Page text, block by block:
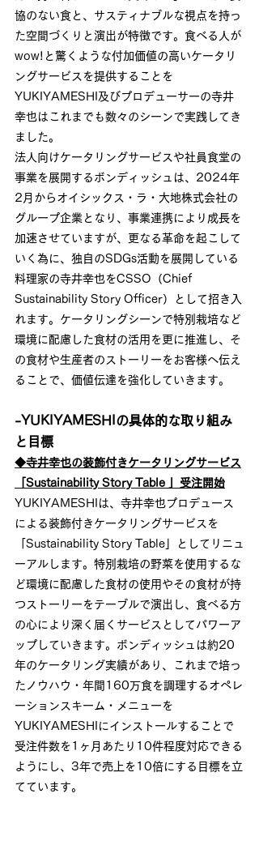
協のない食と、サスティナブルな視点を持っ
た空間づくりと演出が特徴です。食べる人が
wow!と驚くような付加価値の高いケータリ
ングサービスを提供することを
YUKIYAMESHI及びプロデューサーの寺井
幸也はこれまでも数々のシーンで実践してき
ました。
法人向けケータリングサービスや社員食堂の
事業を展開するボンディッシュは、2024年
2月からオイシックス・ラ・大地株式会社の
グループ企業となり、事業連携により成長を
加速させていますが、更なる革命を起こして
いく為に、独自のSDGs活動を展開している
料理家の寺井幸也をCSSO（Chief
Sustainability Story Officer）として招き入
れます。ケータリングシーンで特別栽培など
環境に配慮した食材の活用を更に推進し、そ
の食材や生産者のストーリーをお客様へ伝え
ることで、価値伝達を強化していきます。
-YUKIYAMESHIの具体的な取り組み
と目標
◆寺井幸也の装飾付きケータリングサービス
「Sustainability Story Table 」受注開始
YUKIYAMESHIは、寺井幸也プロデュース
による装飾付きケータリングサービスを
「Sustainability Story Table」としてリニュ
ーアルします。特別栽培の野菜を使用するな
ど環境に配慮した食材の使用やその食材が持
つストーリーをテーブルで演出し、食べる方
の心により深く届くサービスとしてパワーア
ップしていきます。ボンディッシュは約20
年のケータリング実績があり、これまで培っ
たノウハウ・年間160万食を調理するオペレ
ーションスキーム・メニューを
YUKIYAMESHIにインストールすることで
受注件数を1ヶ月あたり10件程度対応できる
ようにし、3年で売上を10倍にする目標を立
てています。